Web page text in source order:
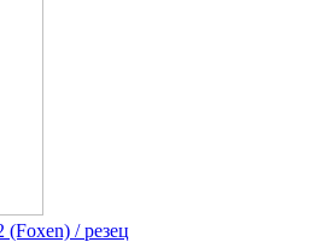
/ резец